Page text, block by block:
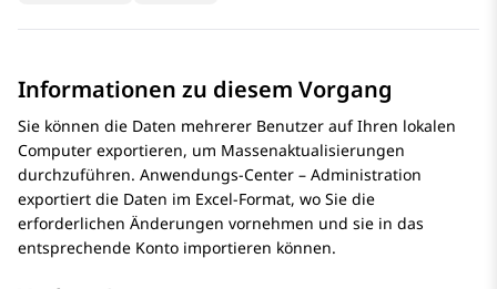
Informationen zu diesem Vorgang
Sie können die Daten mehrerer Benutzer auf Ihren lokalen
Computer exportieren, um Massenaktualisierungen
durchzuführen. Anwendungs-Center – Administration
exportiert die Daten im Excel-Format, wo Sie die
erforderlichen Änderungen vornehmen und sie in das
entsprechende Konto importieren können.